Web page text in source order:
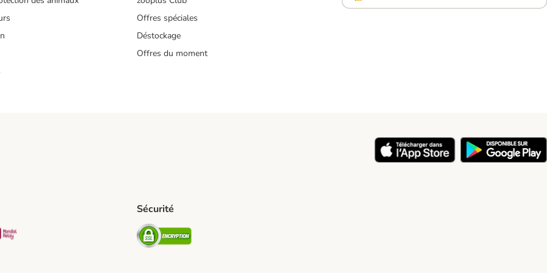
Offres spéciales
Déstockage
Offres du moment
Method
Shipping Method
Mondial relay Shipping Method
Sécurité
Security